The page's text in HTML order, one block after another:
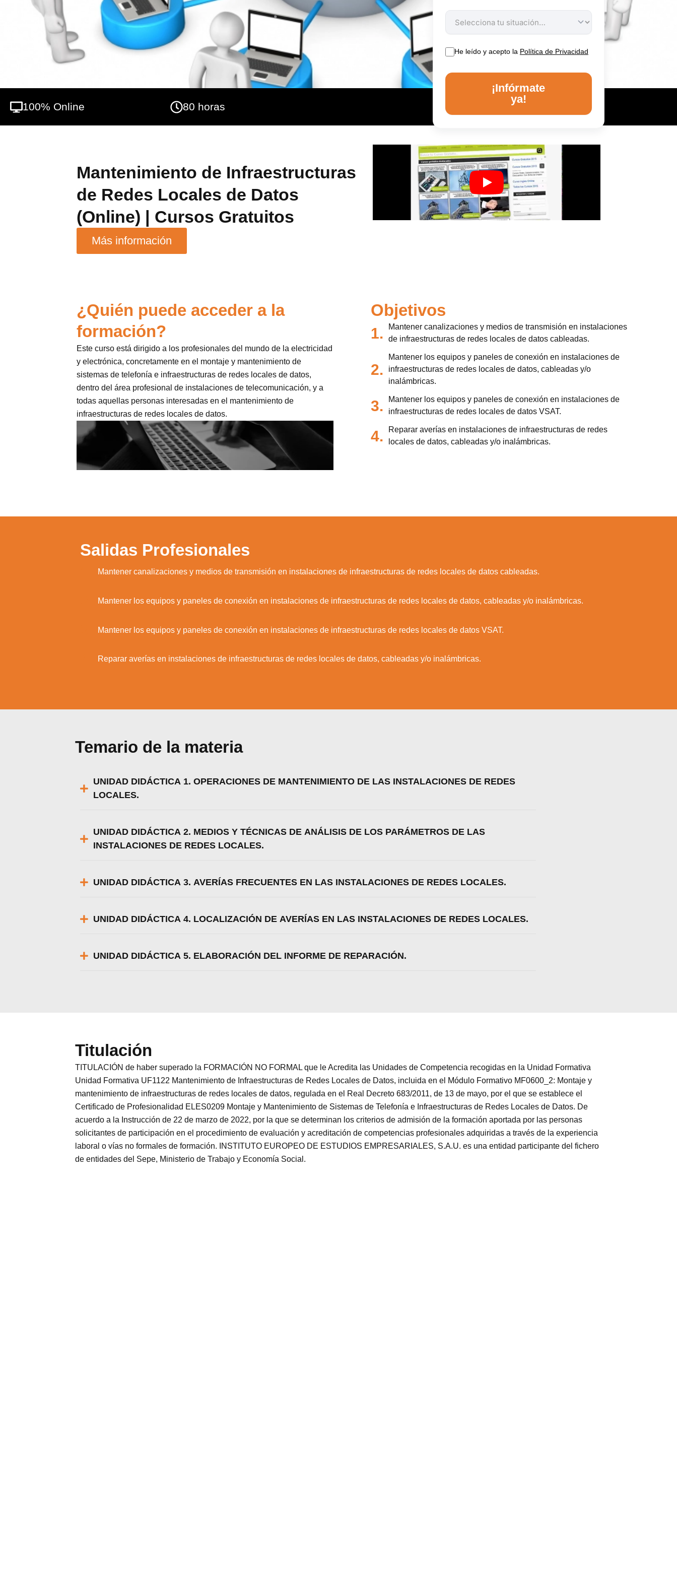
He leído y acepto la Política de Privacidad
¡Infórmate
ya!
100% Online 80 horas
Mantenimiento de Infraestructuras
de Redes Locales de Datos
(Online) | Cursos Gratuitos
Más información
¿Quién puede acceder a la
formación?
Este curso está dirigido a los profesionales del mundo de la electricidad
y electrónica, concretamente en el montaje y mantenimiento de
sistemas de telefonía e infraestructuras de redes locales de datos,
dentro del área profesional de instalaciones de telecomunicación, y a
todas aquellas personas interesadas en el mantenimiento de
infraestructuras de redes locales de datos.
Objetivos
1.
Mantener canalizaciones y medios de transmisión en instalaciones
de infraestructuras de redes locales de datos cableadas.
2.
Mantener los equipos y paneles de conexión en instalaciones de
infraestructuras de redes locales de datos, cableadas y/o
inalámbricas.
3.
Mantener los equipos y paneles de conexión en instalaciones de
infraestructuras de redes locales de datos VSAT.
4.
Reparar averías en instalaciones de infraestructuras de redes
locales de datos, cableadas y/o inalámbricas.
Salidas Profesionales
Mantener canalizaciones y medios de transmisión en instalaciones de infraestructuras de redes locales de datos cableadas.
Mantener los equipos y paneles de conexión en instalaciones de infraestructuras de redes locales de datos, cableadas y/o inalámbricas.
Mantener los equipos y paneles de conexión en instalaciones de infraestructuras de redes locales de datos VSAT.
Reparar averías en instalaciones de infraestructuras de redes locales de datos, cableadas y/o inalámbricas.
Temario de la materia
UNIDAD DIDÁCTICA 1. OPERACIONES DE MANTENIMIENTO DE LAS INSTALACIONES DE REDES
LOCALES.
UNIDAD DIDÁCTICA 2. MEDIOS Y TÉCNICAS DE ANÁLISIS DE LOS PARÁMETROS DE LAS
INSTALACIONES DE REDES LOCALES.
UNIDAD DIDÁCTICA 3. AVERÍAS FRECUENTES EN LAS INSTALACIONES DE REDES LOCALES.
UNIDAD DIDÁCTICA 4. LOCALIZACIÓN DE AVERÍAS EN LAS INSTALACIONES DE REDES LOCALES.
UNIDAD DIDÁCTICA 5. ELABORACIÓN DEL INFORME DE REPARACIÓN.
Titulación
TITULACIÓN de haber superado la FORMACIÓN NO FORMAL que le Acredita las Unidades de Competencia recogidas en la Unidad Formativa
Unidad Formativa UF1122 Mantenimiento de Infraestructuras de Redes Locales de Datos, incluida en el Módulo Formativo MF0600_2: Montaje y
mantenimiento de infraestructuras de redes locales de datos, regulada en el Real Decreto 683/2011, de 13 de mayo, por el que se establece el
Certificado de Profesionalidad ELES0209 Montaje y Mantenimiento de Sistemas de Telefonía e Infraestructuras de Redes Locales de Datos. De
acuerdo a la Instrucción de 22 de marzo de 2022, por la que se determinan los criterios de admisión de la formación aportada por las personas
solicitantes de participación en el procedimiento de evaluación y acreditación de competencias profesionales adquiridas a través de la experiencia
laboral o vías no formales de formación. INSTITUTO EUROPEO DE ESTUDIOS EMPRESARIALES, S.A.U. es una entidad participante del fichero
de entidades del Sepe, Ministerio de Trabajo y Economía Social.
Utilizamos cookies para ofrecerte la mejor experiencia en nuestra web.
Aceptar Rechazar Configurar